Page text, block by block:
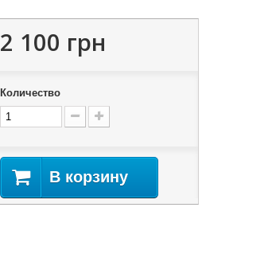
2 100 грн
Количество
В корзину